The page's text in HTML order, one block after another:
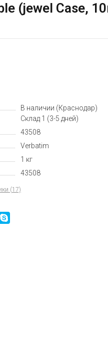
(jewel Case,
В наличии (Краснодар)
Склад 1 (3-5 дней)
43508
Verbatim
1 кг
43508
(17)